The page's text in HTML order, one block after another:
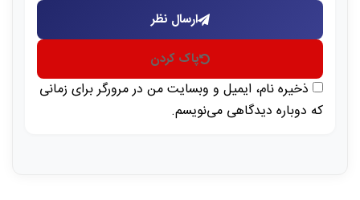
ارسال نظر
پاک کردن
ذخیره نام، ایمیل و وبسایت من در مرورگر برای زمانی
که دوباره دیدگاهی می‌نویسم.